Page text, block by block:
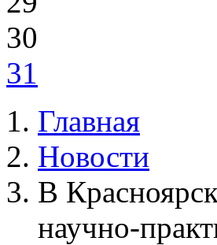
30
31
Главная
Новости
В
научно-